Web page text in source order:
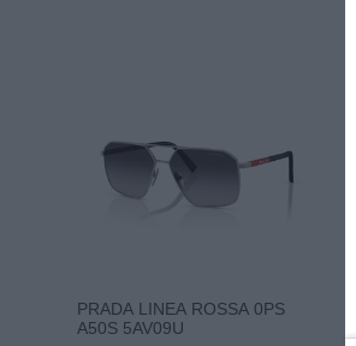
PRADA LINEA ROSSA 0PS
A50S 5AV09U